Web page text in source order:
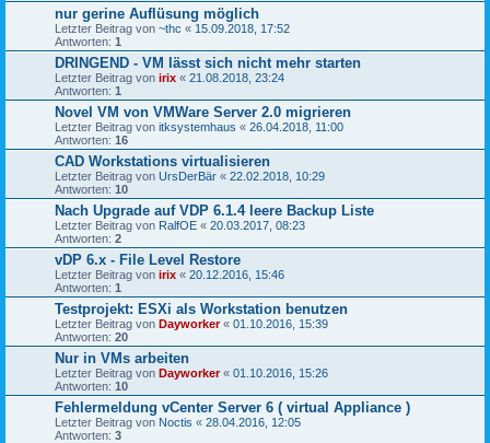
nur gerine Auflüsung möglich
Letzter Beitrag von ~thc « 15.09.2018, 17:52
Antworten: 1
DRINGEND - VM lässt sich nicht mehr starten
Letzter Beitrag von irix « 21.08.2018, 23:24
Antworten: 1
Novel VM von VMWare Server 2.0 migrieren
Letzter Beitrag von itksystemhaus « 26.04.2018, 11:00
Antworten: 16
CAD Workstations virtualisieren
Letzter Beitrag von UrsDerBär « 22.02.2018, 10:29
Antworten: 10
Nach Upgrade auf VDP 6.1.4 leere Backup Liste
Letzter Beitrag von RalfOE « 20.03.2017, 08:23
Antworten: 2
vDP 6.x - File Level Restore
Letzter Beitrag von irix « 20.12.2016, 15:46
Antworten: 1
Testprojekt: ESXi als Workstation benutzen
Letzter Beitrag von Dayworker« 01.10.2016, 15:39
Antworten: 20
Nur in VMs arbeiten
Letzter Beitrag von Dayworker« 01.10.2016, 15:26
Antworten: 10
Fehlermeldung vCenter Server 6 ( virtual Appliance )
Letzter Beitrag von Noctis « 28.04.2016, 12:05
Antworten: 3